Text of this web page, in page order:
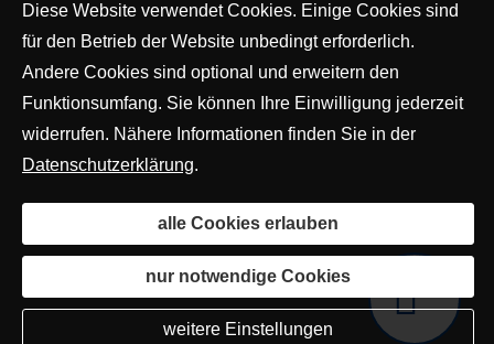
Diese Website verwendet Cookies. Einige Cookies sind
für den Betrieb der Website unbedingt erforderlich.
Andere Cookies sind optional und erweitern den
Funktionsumfang. Sie können Ihre Einwilligung jederzeit
widerrufen. Nähere Informationen finden Sie in der
Datenschutzerklärung.
alle Cookies erlauben
nur notwendige Cookies
weitere Einstellungen